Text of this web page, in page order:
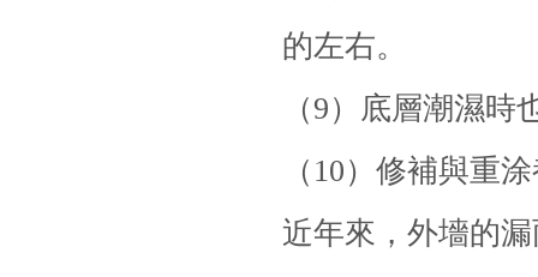
的左右。
（9）底層潮濕時
（10）修補與重
近年來，外墻的